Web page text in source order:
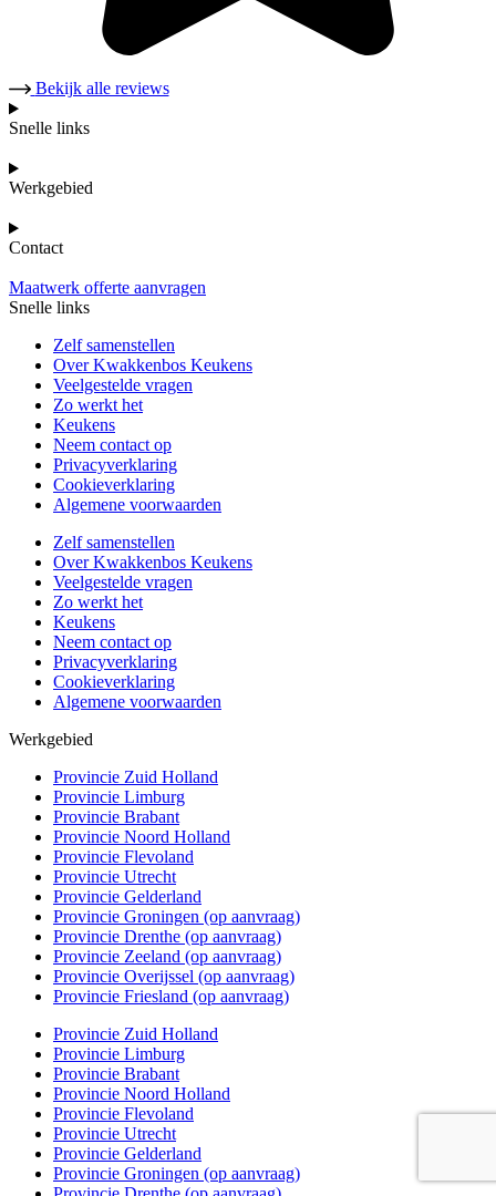
Bekijk alle reviews
Snelle links
Werkgebied
Contact
Maatwerk offerte aanvragen
Snelle links
Zelf samenstellen
Over Kwakkenbos Keukens
Veelgestelde vragen
Zo werkt het
Keukens
Neem contact op
Privacyverklaring
Cookieverklaring
Algemene voorwaarden
Zelf samenstellen
Over Kwakkenbos Keukens
Veelgestelde vragen
Zo werkt het
Keukens
Neem contact op
Privacyverklaring
Cookieverklaring
Algemene voorwaarden
Werkgebied
Provincie Zuid Holland
Provincie Limburg
Provincie Brabant
Provincie Noord Holland
Provincie Flevoland
Provincie Utrecht
Provincie Gelderland
Provincie Groningen (op aanvraag)
Provincie Drenthe (op aanvraag)
Provincie Zeeland (op aanvraag)
Provincie Overijssel (op aanvraag)
Provincie Friesland (op aanvraag)
Provincie Zuid Holland
Provincie Limburg
Provincie Brabant
Provincie Noord Holland
Provincie Flevoland
Provincie Utrecht
Provincie Gelderland
Provincie Groningen (op aanvraag)